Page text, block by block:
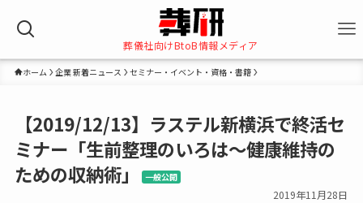
葬儀社向けBtoB情報メディア
ホーム 企業 新着ニュース セミナー・イベント・資格・書籍
【2019/12/13】ラステル新横浜で終活セ
ミナー「生前整理のいろは～健康維持の
ための収納術」
一般公開
2019年11月28日